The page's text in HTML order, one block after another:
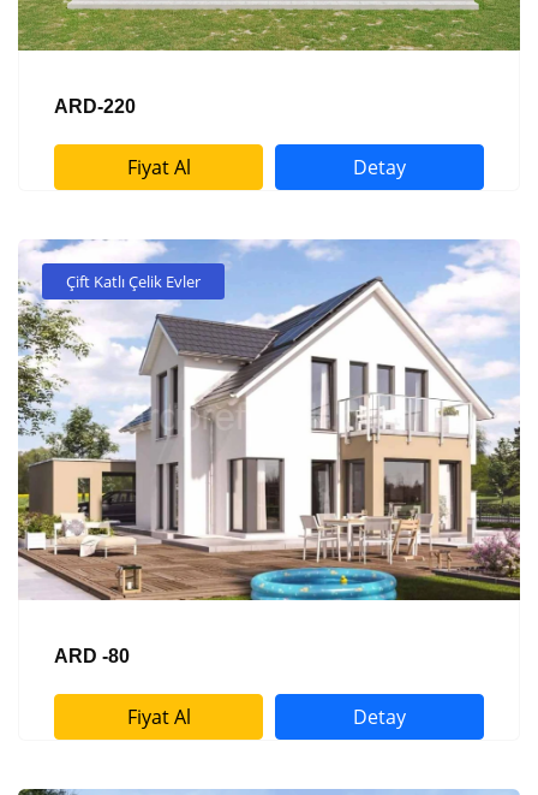
ARD-220
Fiyat Al Detay
Çift Katlı Çelik Evler
ARD -80
Fiyat Al Detay